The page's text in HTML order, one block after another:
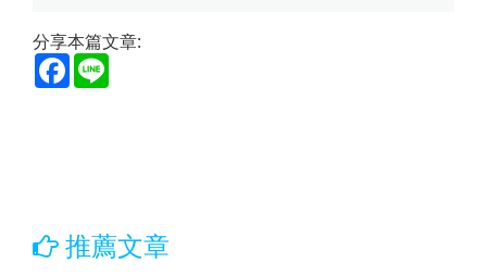
分享本篇文章:
Facebook
推薦文章